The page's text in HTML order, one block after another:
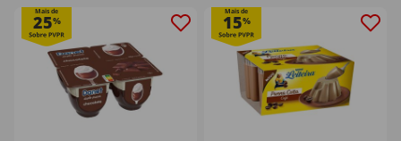
Mais de
25%
Mais de
15%